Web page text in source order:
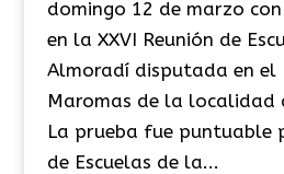
domingo 12 de marzo
en la XXVI Reunión de
Almoradí disputada en el
Maromas de la localidad
La prueba fue puntuable
de Escuelas de la...